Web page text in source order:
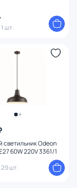
шт.
светильник Odeon
60W 220V 3361/1
шт.